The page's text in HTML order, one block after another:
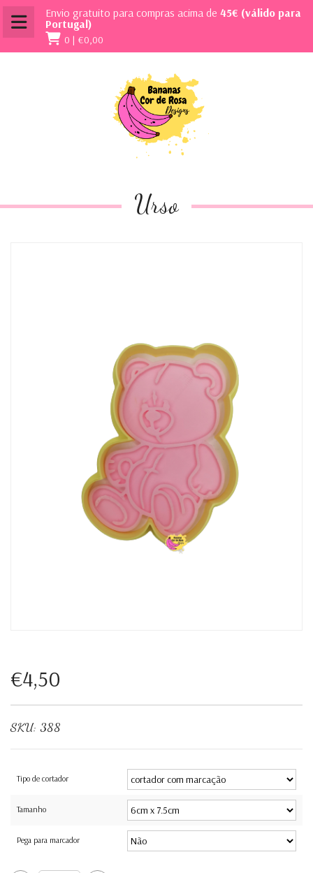
Envio gratuito para compras acima de 45€ (válido para
Portugal)
0 | €0,00
Urso
€4,50
SKU: 388
Tipo de cortador
Tamanho
Pega para marcador